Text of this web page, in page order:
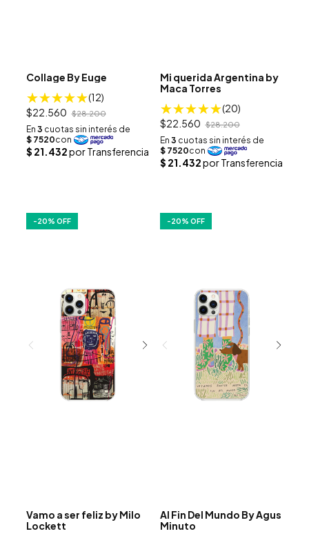
Collage By Euge
(12)
$22.560 $28.200
Mi querida Argentina by
Maca Torres
(20)
$22.560 $28.200
-20% OFF
Vamo a ser feliz by Milo
Lockett
-20% OFF
Al Fin Del Mundo By Agus
Minuto